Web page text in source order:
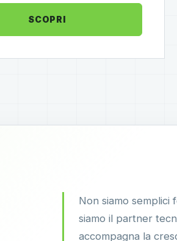
SCOPRI
Non siamo semplici
siamo il partner
accompagna la